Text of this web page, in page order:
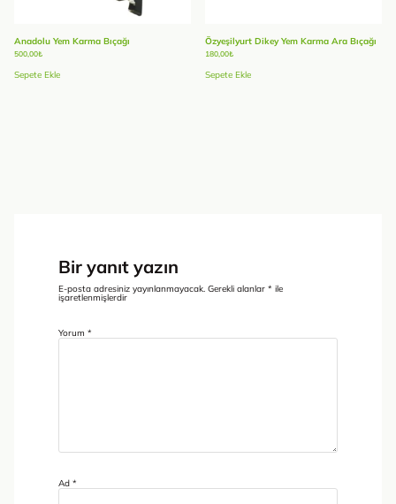
Anadolu Yem Karma Bıçağı
500,00₺
Sepete Ekle
Özyeşilyurt Dikey Yem Karma Ara Bıçağı
180,00₺
Sepete Ekle
Bir yanıt yazın
E-posta adresiniz yayınlanmayacak. Gerekli alanlar * ile
işaretlenmişlerdir
Yorum *
Ad *